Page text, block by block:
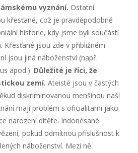
vyznání. Ostatní
křesťané, což je pravděpodobně
historie, kdy jsme byli součástí
Křesťané jsou zde v přibližném
jsou jiná náboženství (např.
apod.). Důležité je říci, že
zemí. Ateisté jsou v častých
diskriminovanou menšinou naší
mají problém s oficialitami jako
narození dítěte. Indonésané
pokud odmítnou příslušnost k
náboženství. Mezi ně